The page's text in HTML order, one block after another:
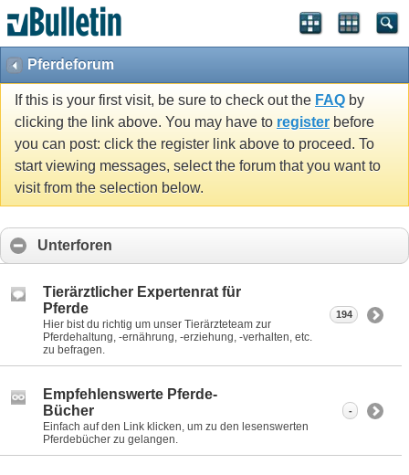
Pferdeforum
If this is your first visit, be sure to check out the FAQ by
clicking the link above. You may have to register before
you can post: click the register link above to proceed. To
start viewing messages, select the forum that you want to
visit from the selection below.
Unterforen
Tierärztlicher Expertenrat für
Pferde
Hier bist du richtig um unser Tierärzteteam zur
Pferdehaltung, -ernährung, -erziehung, -verhalten, etc.
zu befragen.
194
Empfehlenswerte Pferde-
Bücher
Einfach auf den Link klicken, um zu den lesenswerten
Pferdebücher zu gelangen.
-